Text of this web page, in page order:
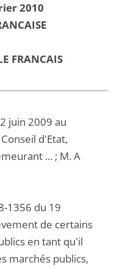
2010
FRANCAIS
juin 2009 au
d'Etat,
... ; M. A
1356 du 19
de certains
en tant qu'il
marchés publics,